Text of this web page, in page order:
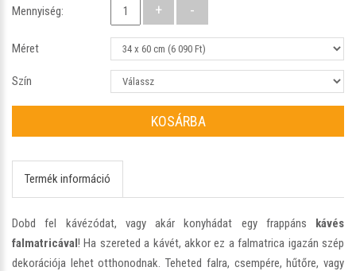
Mennyiség:
Méret
Szín
KOSÁRBA
Termék információ
Dobd fel kávézódat, vagy akár konyhádat egy frappáns kávés
falmatricával! Ha szereted a kávét, akkor ez a falmatrica igazán szép
dekorációja lehet otthonodnak. Teheted falra, csempére, hűtőre, vagy